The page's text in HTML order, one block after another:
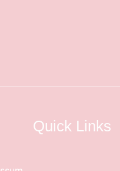
Quick Links